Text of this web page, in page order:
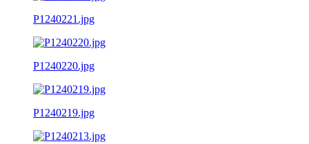
P1240221.jpg
P1240220.jpg
P1240219.jpg